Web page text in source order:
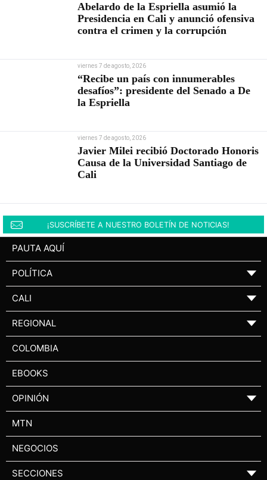
Abelardo de la Espriella asumió la
Presidencia en Cali y anunció ofensiva
contra el crimen y la corrupción
viernes 7 de agosto, 2026
“Recibe un país con innumerables
desafíos”: presidente del Senado a De
la Espriella
viernes 7 de agosto, 2026
Javier Milei recibió Doctorado Honoris
Causa de la Universidad Santiago de
Cali
¡SUSCRÍBETE A NUESTRO BOLETÍN DE NOTICIAS!
PAUTA AQUÍ
POLÍTICA ▼
CALI ▼
REGIONAL ▼
COLOMBIA
EBOOKS
OPINIÓN ▼
MTN
NEGOCIOS
SECCIONES ▼